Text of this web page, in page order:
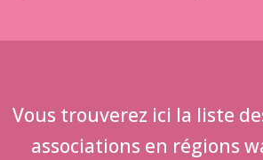
Vous trouverez ici la liste
associations en régions